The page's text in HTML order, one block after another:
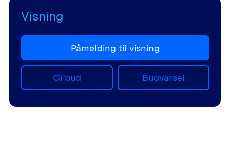
Visning
Påmelding til visning
Gi bud Budvarsel